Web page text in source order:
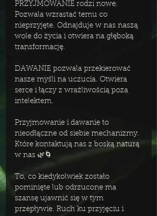
PRZYJMOWANIE rodzi nowe.
Pozwala wzrastać temu co
nieprzyjęte. Odnajduje w nas naszą
wole do życia i otwiera na głęboką
transformację.
DAWANIE pozwala przekierować
nasze myśli na uczucia. Otwiera
serce i łączy z wrażliwością poza
intelektem.
Przyjmowanie i dawanie to
nieodłączne od siebie mechanizmy.
Które kontaktują nas z boską naturą
w nas 🌿🌀
To, co kiedykolwiek zostało
pominięte lub odrzucone ma
szansę ujawnić się w tym
przepływie. Ruch ku przyjęciu i